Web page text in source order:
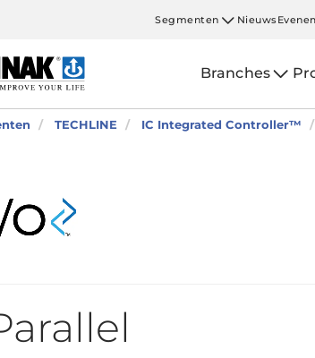
Segmenten Nieuws
Branches
TECHLINE IC Integrated Controller™